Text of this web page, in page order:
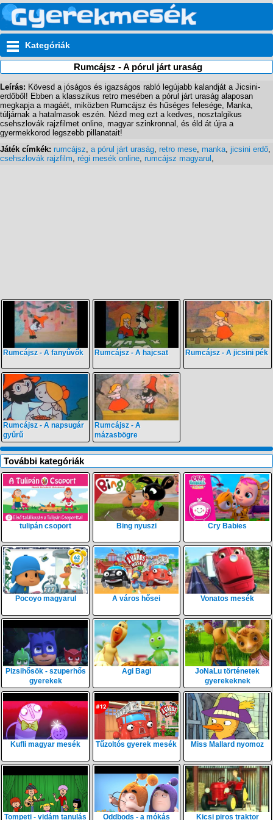
Kategóriák
Rumcájsz - A pórul járt uraság
Leírás: Kövesd a jóságos és igazságos rabló legújabb kalandját a Jicsini-
erdőből! Ebben a klasszikus retro mesében a pórul járt uraság alaposan
megkapja a magáét, miközben Rumcájsz és hűséges felesége, Manka,
túljárnak a hatalmasok eszén. Nézd meg ezt a kedves, nosztalgikus
csehszlovák rajzfilmet online, magyar szinkronnal, és éld át újra a
gyermekkorod legszebb pillanatait!
Játék címkék: rumcájsz, a pórul járt uraság, retro mese, manka, jicsini erdő,
csehszlovák rajzfilm, régi mesék online, rumcájsz magyarul ,
Rumcájsz - A fanyűvők Rumcájsz - A hajcsat Rumcájsz - A jicsini pék
Rumcájsz - A napsugár
gyűrű
Rumcájsz - A
mázasbögre
További kategóriák
tulipán csoport Bing nyuszi Cry Babies
Pocoyo magyarul A város hősei Vonatos mesék
Pizsihősök - szuperhős
gyerekek
Agi Bagi
JoNaLu történetek
gyerekeknek
Kufli magyar mesék Tűzoltós gyerek mesék Miss Mallard nyomoz
Tompeti - vidám tanulás Oddbods - a mókás Kicsi piros traktor